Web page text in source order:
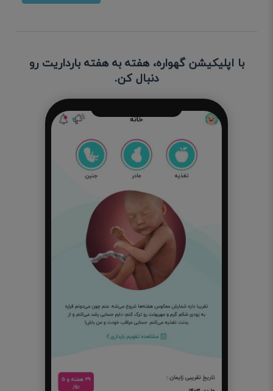
با اپلیکیشن گهواره، هفته به هفته بارداریت رو
دنبال کن.